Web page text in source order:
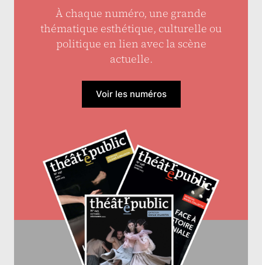
À chaque numéro, une grande
thématique esthétique, culturelle ou
politique en lien avec la scène
actuelle.
Voir les numéros